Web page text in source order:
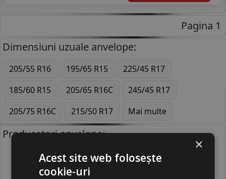
Pagina 1
Dimensiuni uzuale anvelope:
205/55 R16 195/65 R15
225/45 R17
185/60 R15
205/65 R16C
245/45 R17
205/75 R16C
215/50 R17 Mai multe
Producatori anvelope:
BRIDGESTONE
×
Acest site web folosește
cookie-uri